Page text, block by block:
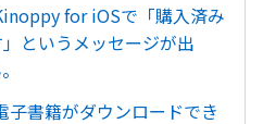
for iOSで「購入済み
というメッセージが出
書籍がダウンロードでき